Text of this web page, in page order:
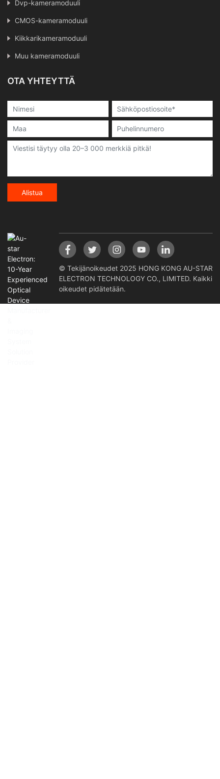
Dvp-kameramoduuli
CMOS-kameramoduuli
Kiikkarikameramoduuli
Muu kameramoduuli
OTA YHTEYTTÄ
Alistua
© Tekijänoikeudet 2025 HONG KONG AU-STAR
ELECTRON TECHNOLOGY CO., LIMITED. Kaikki
oikeudet pidätetään.